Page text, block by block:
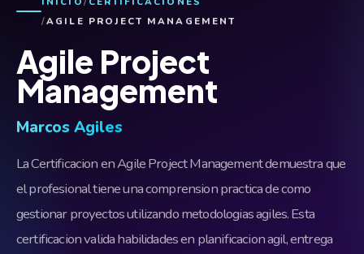
AGILE PROJECT MANAGEMENT
Agile Project
Management
Marcos Agiles
La Certificacion en Agile Project Management demuestra que
el profesional tiene una comprension practica de como
gestionar proyectos utilizando metodologias agiles. Esta
certificacion valida habilidades en planificacion agil, entrega